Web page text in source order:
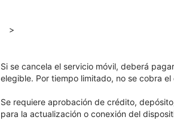
>
Si se cancela el servicio móvil, deberá
elegible. Por tiempo limitado, no se cobra
Se requiere aprobación de crédito,
para la actualización o conexión del